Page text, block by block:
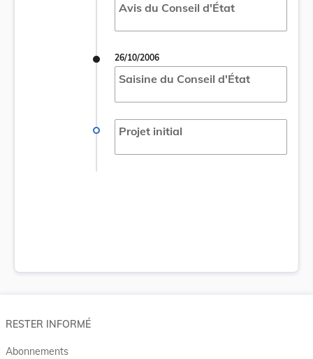
Avis du Conseil d'État
26/10/2006
Saisine du Conseil d'État
Projet initial
RESTER INFORMÉ
Abonnements